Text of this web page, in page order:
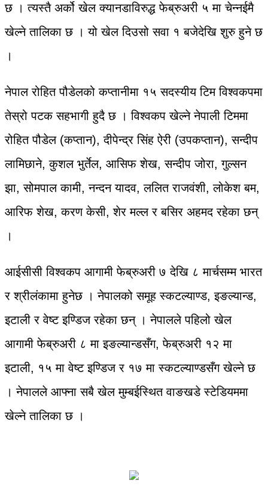
छ । त्यस्तै अर्को खेल क्यानडाविरुद्ध फेब्रुअरी ५ मा चेन्नईमै
खेल्ने तालिका छ । यो खेल दिउसो सवा १ बजेदेखि शुरु हुने छ
।
नेपाल रोहित पौडेलको कप्तानीमा १५ सदस्यीय टिम विश्वकपमा
तेस्रो पटक सहभागी हुदै छ । विश्वकप खेल्ने नेपाली टिममा
रोहित पौडेल (कप्तान), दीपेन्द्र सिंह ऐरी (उपकप्तान), सन्दीप
लामिछाने, कुशल भुर्तेल, आसिफ शेख, सन्दीप जोरा, गुल्सन
झा, सोमपाल कामी, नन्दन यादव, ललित राजवंशी, लोकेश बम,
आरिफ शेख, करण केसी, शेर मल्ल र बसिर अहमद रहेका छन्
।
आईसीसी विश्वकप आगामी फेब्रुअरी ७ देखि ८ मार्चसम्म भारत
र श्रीलंकामा हुनेछ । नेपालको समूह स्कटल्याण्ड, इङल्यान्ड,
इटाली र वेष्ट इण्डिज रहेका छन् । नेपालले पहिलो खेल
आगामी फेब्रुअरी ८ मा इङल्यान्डसँग, फेब्रुअरी १२ मा
इटाली, १५ मा वेष्ट इण्डिज र १७ मा स्कटल्याण्डसँग खेल्ने छ
। नेपालले आफ्ना सबै खेल मुम्बईस्थित वाङखडे स्टेडियममा
खेल्ने तालिका छ ।